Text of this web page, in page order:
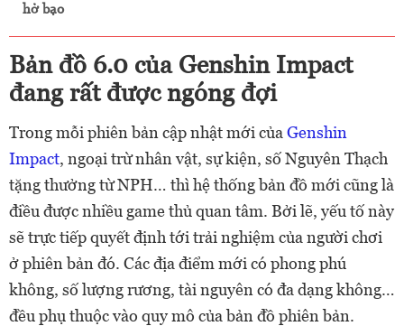
hở bạo
Bản đồ 6.0 của Genshin Impact
đang rất được ngóng đợi
Trong mỗi phiên bản cập nhật mới của Genshin
Impact, ngoại trừ nhân vật, sự kiện, số Nguyên Thạch
tặng thưởng từ NPH… thì hệ thống bản đồ mới cũng là
điều được nhiều game thủ quan tâm. Bởi lẽ, yếu tố này
sẽ trực tiếp quyết định tới trải nghiệm của người chơi
ở phiên bản đó. Các địa điểm mới có phong phú
không, số lượng rương, tài nguyên có đa dạng không…
đều phụ thuộc vào quy mô của bản đồ phiên bản.